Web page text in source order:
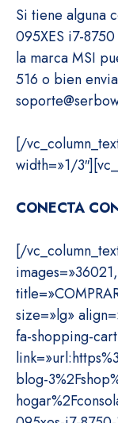
Si tiene alguna
095XES i7-
la marca MSI
516 o bien
[/
width=»1/
CONECTA
[/
size=»lg»
fa-shopping-
blog-